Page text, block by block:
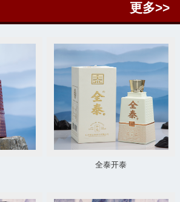
更多>>
全泰开泰